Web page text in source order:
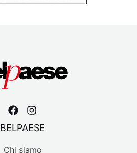
BELPAESE
Chi siamo